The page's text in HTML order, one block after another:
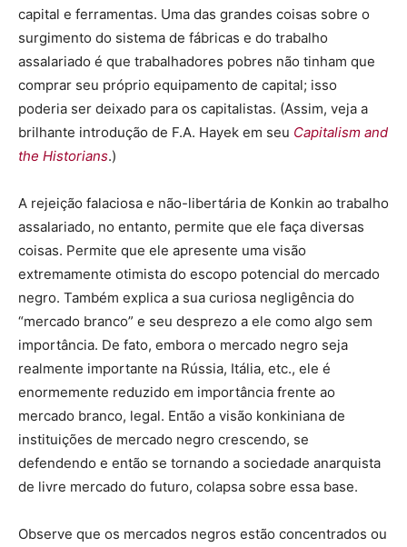
capital e ferramentas. Uma das grandes coisas sobre o
surgimento do sistema de fábricas e do trabalho
assalariado é que trabalhadores pobres não tinham que
comprar seu próprio equipamento de capital; isso
poderia ser deixado para os capitalistas. (Assim, veja a
brilhante introdução de F.A. Hayek em seu Capitalism and
the Historians.)
A rejeição falaciosa e não-libertária de Konkin ao trabalho
assalariado, no entanto, permite que ele faça diversas
coisas. Permite que ele apresente uma visão
extremamente otimista do escopo potencial do mercado
negro. Também explica a sua curiosa negligência do
“mercado branco” e seu desprezo a ele como algo sem
importância. De fato, embora o mercado negro seja
realmente importante na Rússia, Itália, etc., ele é
enormemente reduzido em importância frente ao
mercado branco, legal. Então a visão konkiniana de
instituições de mercado negro crescendo, se
defendendo e então se tornando a sociedade anarquista
de livre mercado do futuro, colapsa sobre essa base.
Observe que os mercados negros estão concentrados ou